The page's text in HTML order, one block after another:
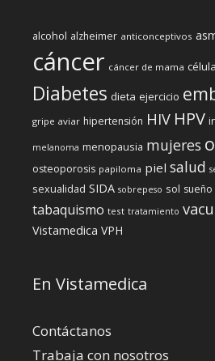
alcohol alzheimer anticonceptivos
cáncer cáncer de mama
Diabetes dieta ejercicio
gripe aviar hipertensión HIV HPV
melanoma menopausia mujeres
osteoporosis papiloma piel salud
sexualidad SIDA sobrepeso sol sueño
tabaquismo test tratamiento
Vistamedica VPH
En Vistamedica
Contáctanos
Trabaja con nosotros